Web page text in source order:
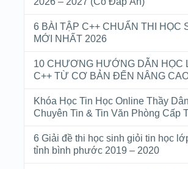
6 BÀI TẬP C++ CHUẨN THI HỌC
MỚI NHẤT 2026
10 CHƯƠNG HƯỚNG DẪN HỌC
C++ TỪ CƠ BẢN ĐẾN NÂNG
Khóa Học Tin Học Online Thầy
Chuyên Tin & Tin Văn Phòng Cấp
6 Giải đề thi học sinh giỏi tin học
tỉnh bình phước 2019 – 2020